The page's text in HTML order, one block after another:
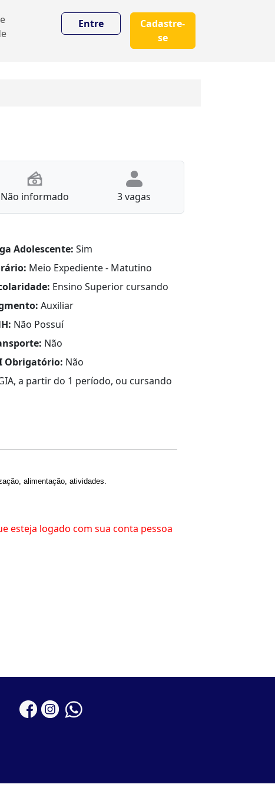
Entre
Cadastre-
se
Não informado 3 vagas
Adolescente: Sim
Meio Expediente - Matutino
Ensino Superior cursando
Auxiliar
Não Possuí
Não
Obrigatório: Não
a partir do 1 período, ou cursando
alimentação, atividades.
esteja logado com sua conta pessoa